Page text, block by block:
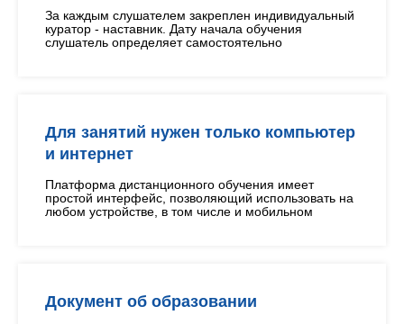
За каждым слушателем закреплен индивидуальный
куратор - наставник. Дату начала обучения
слушатель определяет самостоятельно
Для занятий нужен только компьютер
и интернет
Платформа дистанционного обучения имеет
простой интерфейс, позволяющий использовать на
любом устройстве, в том числе и мобильном
Документ об образовании